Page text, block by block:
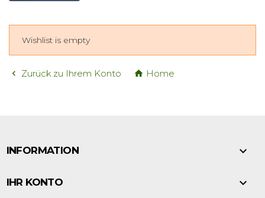
Wishlist is empty
 Zurück zu Ihrem Konto  Home
INFORMATION 
IHR KONTO 